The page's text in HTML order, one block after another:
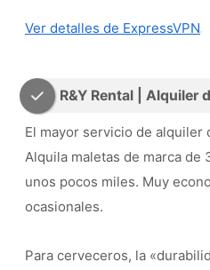
Ver detalles de ExpressVPN
R&Y Rental | Alquiler
El mayor servicio de alquiler
Alquila maletas de marca
unos pocos miles. Muy
ocasionales.
Para cerveceros, la